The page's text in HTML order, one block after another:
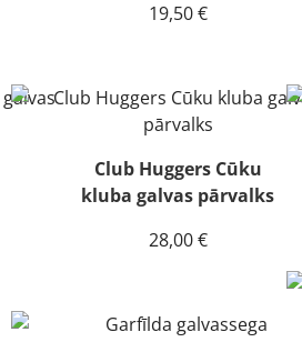
19,50€
Club Huggers Cūku
kluba galvas pārvalks
28,00€